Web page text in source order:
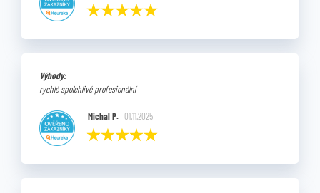
Výhody:
rychlé spolehlivé profesionální
Michal P. 01.11.2025